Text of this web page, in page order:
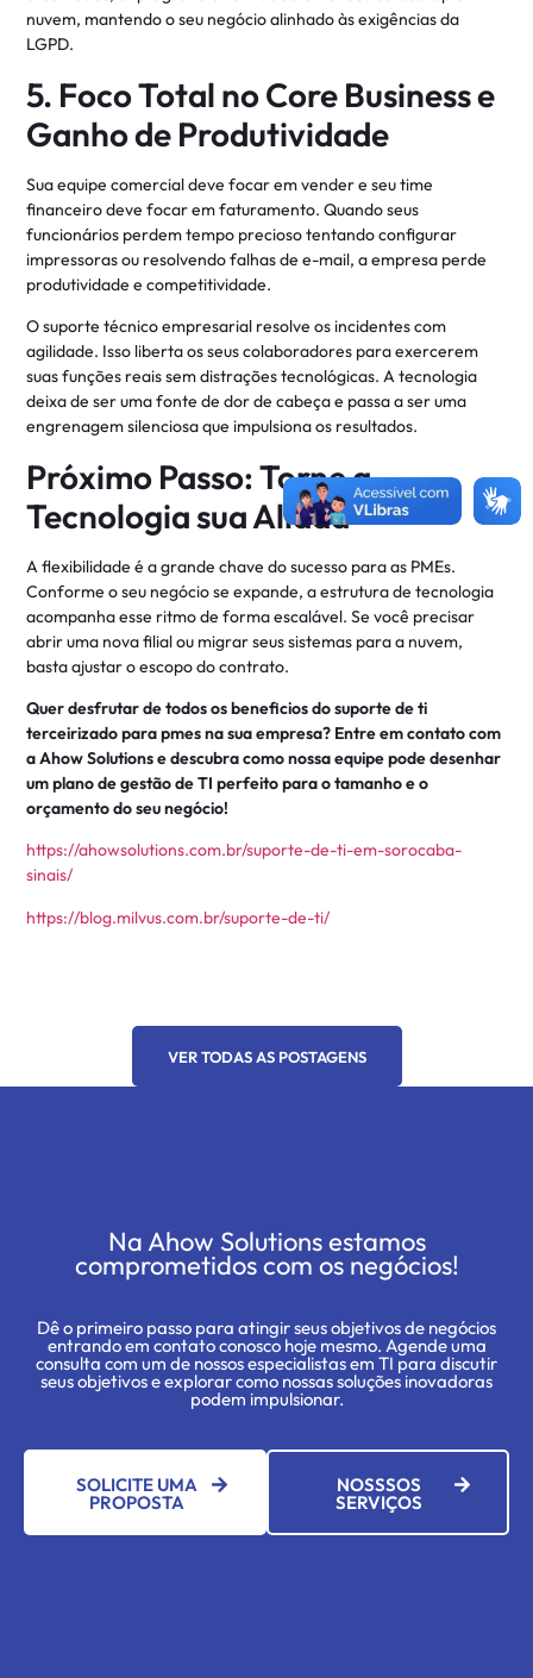
nuvem, mantendo o seu negócio alinhado às exigências da
LGPD.
5. Foco Total no Core Business e
Ganho de Produtividade
Sua equipe comercial deve focar em vender e seu time
financeiro deve focar em faturamento. Quando seus
funcionários perdem tempo precioso tentando configurar
impressoras ou resolvendo falhas de e-mail, a empresa perde
produtividade e competitividade.
O suporte técnico empresarial resolve os incidentes com
agilidade. Isso liberta os seus colaboradores para exercerem
suas funções reais sem distrações tecnológicas. A tecnologia
deixa de ser uma fonte de dor de cabeça e passa a ser uma
engrenagem silenciosa que impulsiona os resultados.
Próximo Passo: Torne a
Tecnologia sua Aliada
A flexibilidade é a grande chave do sucesso para as PMEs.
Conforme o seu negócio se expande, a estrutura de tecnologia
acompanha esse ritmo de forma escalável. Se você precisar
abrir uma nova filial ou migrar seus sistemas para a nuvem,
basta ajustar o escopo do contrato.
Quer desfrutar de todos os beneficios do suporte de ti
terceirizado para pmes na sua empresa? Entre em contato com
a Ahow Solutions e descubra como nossa equipe pode desenhar
um plano de gestão de TI perfeito para o tamanho e o
orçamento do seu negócio!
https://ahowsolutions.com.br/suporte-de-ti-em-sorocaba-
sinais/
https://blog.milvus.com.br/suporte-de-ti/
VER TODAS AS POSTAGENS
Na Ahow Solutions estamos
comprometidos com os negócios!
Dê o primeiro passo para atingir seus objetivos de negócios
entrando em contato conosco hoje mesmo. Agende uma
consulta com um de nossos especialistas em TI para discutir
seus objetivos e explorar como nossas soluções inovadoras
podem impulsionar.
SOLICITE UMA
PROPOSTA
NOSSSOS
SERVIÇOS